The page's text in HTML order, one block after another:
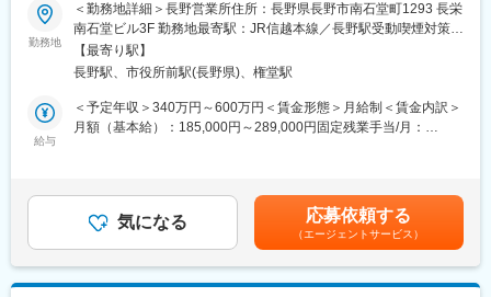
す。30代での所長登用実績も多数あります。
■入社実績：
直近中途でご入社された方に関して「ドラッグストアでの店舗ス
す。充実した研修制度で未経験からでも活躍できる環境が整って
おります。
■社風：
・「笑顔あふれる職場」を掲げる社風に加え、各営業所を
CEO（代表取締役）自ら定期的に訪問するなど、風通しの良い会
社です。
担当地域のお客様へ訪問し、当社が提供する整水器の設置～商品
の取扱説明をお任せします。担当業務は設置、取扱説明がメイン
となりますが、それに付帯するアフターサービスも担当します。
なお設置する整水器は当社が受注したものになり、新規開拓営業
はございません。
・1日あたりの訪問件数目安：4～5件程度を訪問（1件あたり30分
※機械電気系に関するご経験をお持ちでない方も歓迎します。入社
後は営業同行や取付同行を経て未経験の方でも３か月程度で簡単
勤務地
＜勤務地詳細＞長野営業所住所：長野県長野市南石堂町1293 長栄
南石堂ビル3F 勤務地最寄駅：JR信越本線／長野駅受動喫煙対策：
屋内全面禁煙変更の範囲：会社の定める事業所
【最寄り駅】
長野駅、市役所前駅(長野県)、権堂駅
給与
＜予定年収＞340万円～600万円＜賃金形態＞月給制＜賃金内訳＞
月額（基本給）：185,000円～289,000円固定残業手当/月：
賞与：年2回■昇給：年1回賃金はあくまでも目安の金額であり、
選考を通じて上下する可能性があります。月給(月額)は固定手当を
含めた表記です。
気になる 応募依頼する
（エージェントサービス）